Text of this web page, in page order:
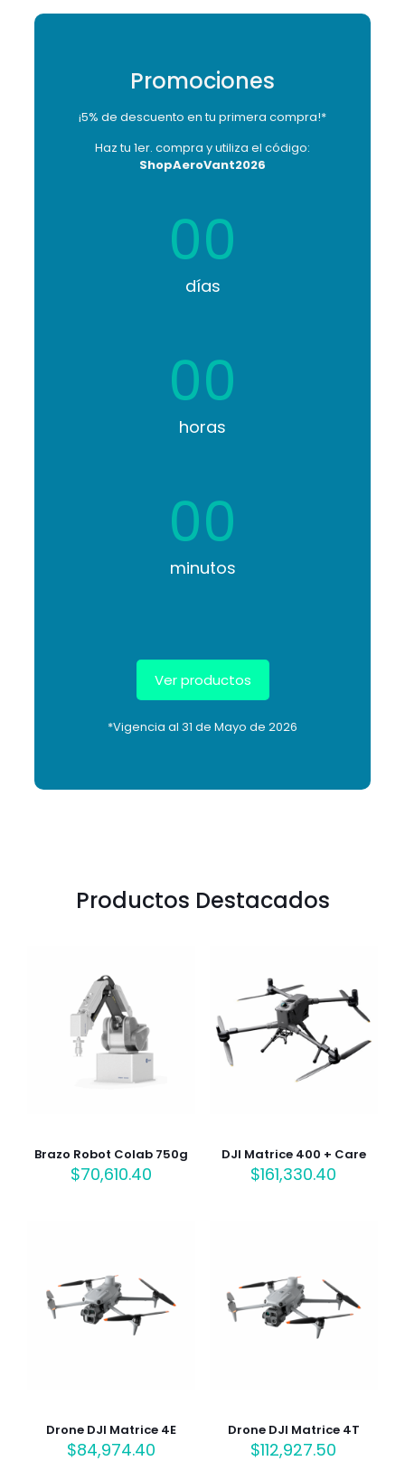
Promociones
¡5% de descuento en tu primera compra!*
Haz tu 1er. compra y utiliza el código:
ShopAeroVant2026
00
días
00
horas
00
minutos
Ver productos
*Vigencia al 31 de Mayo de 2026
Productos Destacados
Brazo Robot Colab 750g
$70,610.40
DJI Matrice 400 + Care
$161,330.40
Drone DJI Matrice 4E
$84,974.40
Drone DJI Matrice 4T
$112,927.50